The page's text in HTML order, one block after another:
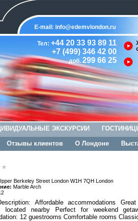
E-mail: info@edemvlondon.ru
Тел: +44 20 33 93 89 11
+7 (499) 346 42 00
доб. 299 66 25
ЭКСКУРСИИ
Отзывы клиентов О Лондоне
Berkeley Street London W1H 7QH London
Marble Arch
Affordable accommodations
located nearby Perfect for weekend
12 guestrooms Comfortable rooms